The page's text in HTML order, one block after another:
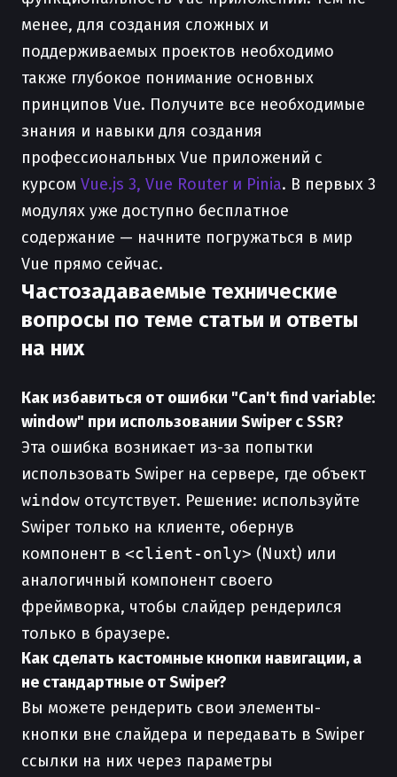
менее, для создания сложных и
поддерживаемых проектов необходимо
также глубокое понимание основных
принципов Vue. Получите все необходимые
знания и навыки для создания
профессиональных Vue приложений с
курсом Vue.js 3, Vue Router и Pinia. В первых 3
модулях уже доступно бесплатное
содержание — начните погружаться в мир
Vue прямо сейчас.
Частозадаваемые технические
вопросы по теме статьи и ответы
на них
Как избавиться от ошибки "Can't find variable:
window" при использовании Swiper с SSR?
Эта ошибка возникает из-за попытки
использовать Swiper на сервере, где объект
window отсутствует. Решение: используйте
Swiper только на клиенте, обернув
компонент в <client-only> (Nuxt) или
аналогичный компонент своего
фреймворка, чтобы слайдер рендерился
только в браузере.
Как сделать кастомные кнопки навигации, а
не стандартные от Swiper?
Вы можете рендерить свои элементы-
кнопки вне слайдера и передавать в Swiper
ссылки на них через параметры